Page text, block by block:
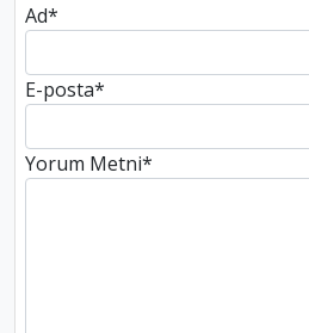
Ad*
E-posta*
Yorum Metni*